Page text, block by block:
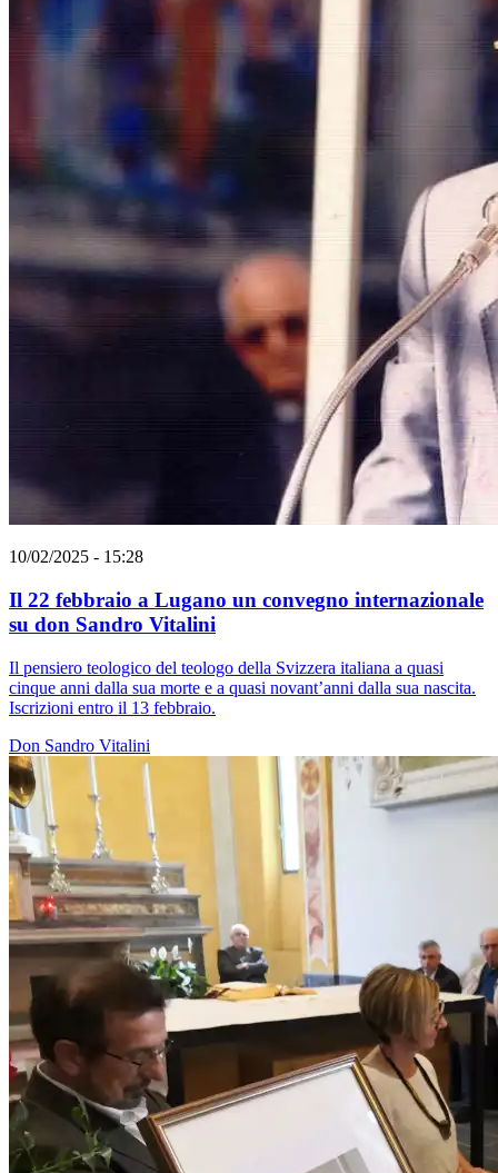
10/02/2025 - 15:28
Il 22 febbraio a Lugano un convegno internazionale
su don Sandro Vitalini
Il pensiero teologico del teologo della Svizzera italiana a quasi
cinque anni dalla sua morte e a quasi novant’anni dalla sua nascita.
Iscrizioni entro il 13 febbraio.
Don Sandro Vitalini